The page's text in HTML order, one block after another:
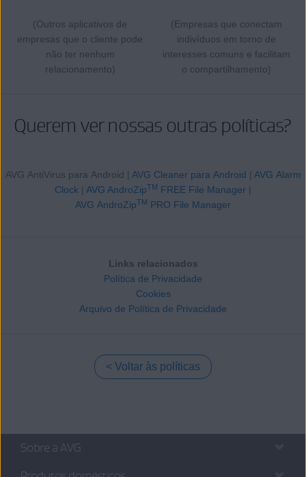
(Outros aplicativos de
empresas que o cliente pode
não ter nenhum
relacionamento)
(Empresas que conectam
indivíduos em torno de
interesses comuns e facilitam
o compartilhamento)
Querem ver nossas outras políticas?
AVG AntiVirus para Android | AVG Cleaner para Android | AVG Alarm
Clock | AVG AndroZipTM FREE File Manager |
AVG AndroZipTM PRO File Manager
Links relacionados
Política de Privacidade
Cookies
Arquivo de Política de Privacidade
Voltar às políticas
Sobre a AVG